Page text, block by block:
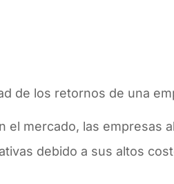
de los retornos de una
el mercado, las empresas
debido a sus altos